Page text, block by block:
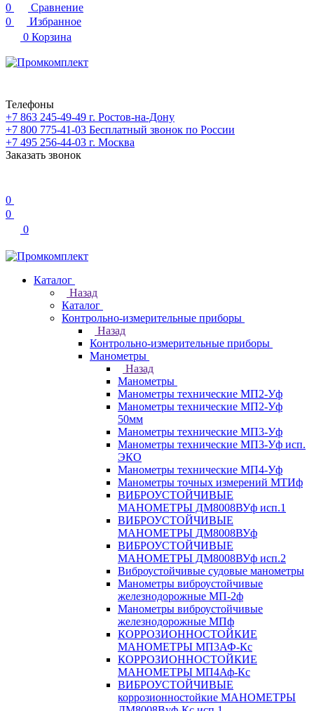
0
Сравнение
0
Избранное
0 Корзина
Телефоны
+7 863 245-49-49 г. Ростов-на-Дону
+7 800 775-41-03 Бесплатный звонок по России
+7 495 256-44-03 г. Москва
Заказать звонок
0
0
0
Каталог
Назад
Каталог
Контрольно-измерительные приборы
Назад
Контрольно-измерительные приборы
Манометры
Назад
Манометры
Манометры технические МП2-Уф
Манометры технические МП2-Уф
50мм
Манометры технические МП3-Уф
Манометры технические МП3-Уф исп.
ЭКО
Манометры технические МП4-Уф
Манометры точных измерений МТИф
ВИБРОУСТОЙЧИВЫЕ
МАНОМЕТРЫ ДМ8008ВУф исп.1
ВИБРОУСТОЙЧИВЫЕ
МАНОМЕТРЫ ДМ8008ВУф
ВИБРОУСТОЙЧИВЫЕ
МАНОМЕТРЫ ДМ8008ВУф исп.2
Виброустойчивые судовые манометры
Манометры виброустойчивые
железнодорожные МП-2ф
Манометры виброустойчивые
железнодорожные МПф
КОРРОЗИОННОСТОЙКИЕ
МАНОМЕТРЫ МП3АФ-Кс
КОРРОЗИОННОСТОЙКИЕ
МАНОМЕТРЫ МП4Аф-Кс
ВИБРОУСТОЙЧИВЫЕ
коррозионностойкие МАНОМЕТРЫ